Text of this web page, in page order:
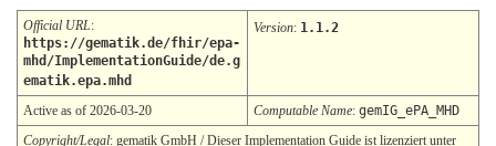
Official URL:
https://gematik.de/fhir/epa-
mhd/ImplementationGuide/de.g
ematik.epa.mhd
Version: 1.1.2
Active as of 2026-03-20 Computable Name: gemIG_ePA_MHD
Copyright/Legal: gematik GmbH / Dieser Implementation Guide ist lizenziert unter